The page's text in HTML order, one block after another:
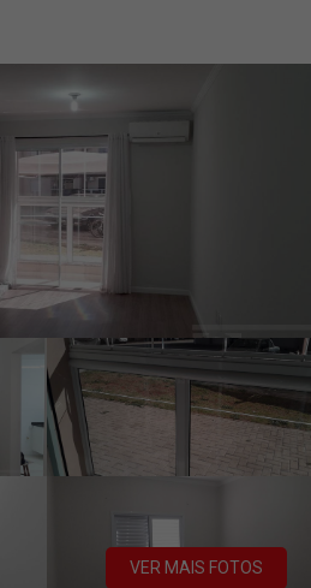
VER MAIS FOTOS